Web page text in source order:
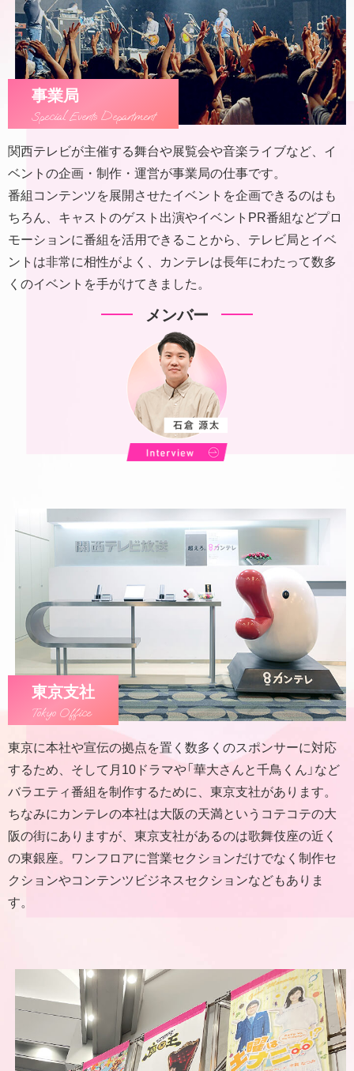
事業局
Special Events Department
関西テレビが主催する舞台や展覧会や音楽ライブなど、イ
ベントの企画・制作・運営が事業局の仕事です。
番組コンテンツを展開させたイベントを企画できるのはも
ちろん、キャストのゲスト出演やイベントPR番組などプロ
モーションに番組を活用できることから、テレビ局とイベ
ントは非常に相性がよく、カンテレは長年にわたって数多
くのイベントを手がけてきました。
メンバー
東京支社
Tokyo Office
東京に本社や宣伝の拠点を置く数多くのスポンサーに対応
するため、そして月10ドラマや「華大さんと千鳥くん」など
バラエティ番組を制作するために、東京支社があります。
ちなみにカンテレの本社は大阪の天満というコテコテの大
阪の街にありますが、東京支社があるのは歌舞伎座の近く
の東銀座。ワンフロアに営業セクションだけでなく制作セ
クションやコンテンツビジネスセクションなどもありま
す。